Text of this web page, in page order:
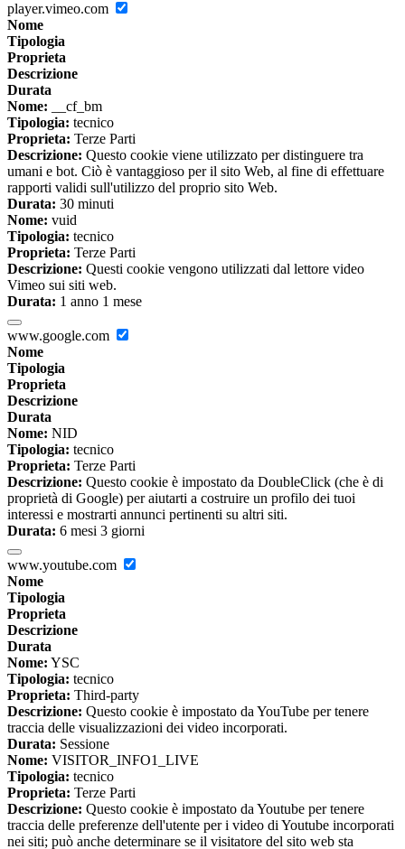
player.vimeo.com
Nome
Tipologia
Proprieta
Descrizione
Durata
Nome: __cf_bm
Tipologia: tecnico
Proprieta: Terze Parti
Descrizione: Questo cookie viene utilizzato per distinguere tra
umani e bot. Ciò è vantaggioso per il sito Web, al fine di effettuare
rapporti validi sull'utilizzo del proprio sito Web.
Durata: 30 minuti
Nome: vuid
Tipologia: tecnico
Proprieta: Terze Parti
Descrizione: Questi cookie vengono utilizzati dal lettore video
Vimeo sui siti web.
Durata: 1 anno 1 mese
www.google.com
Nome
Tipologia
Proprieta
Descrizione
Durata
Nome: NID
Tipologia: tecnico
Proprieta: Terze Parti
Descrizione: Questo cookie è impostato da DoubleClick (che è di
proprietà di Google) per aiutarti a costruire un profilo dei tuoi
interessi e mostrarti annunci pertinenti su altri siti.
Durata: 6 mesi 3 giorni
www.youtube.com
Nome
Tipologia
Proprieta
Descrizione
Durata
Nome: YSC
Tipologia: tecnico
Proprieta: Third-party
Descrizione: Questo cookie è impostato da YouTube per tenere
traccia delle visualizzazioni dei video incorporati.
Durata: Sessione
Nome: VISITOR_INFO1_LIVE
Tipologia: tecnico
Proprieta: Terze Parti
Descrizione: Questo cookie è impostato da Youtube per tenere
traccia delle preferenze dell'utente per i video di Youtube incorporati
nei siti; può anche determinare se il visitatore del sito web sta